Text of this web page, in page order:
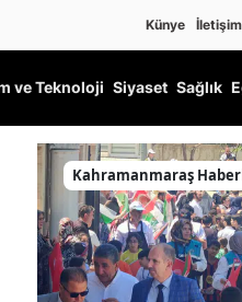
Künye İletişim
ve Teknoloji Siyaset Sağlık
Kahramanmaraş